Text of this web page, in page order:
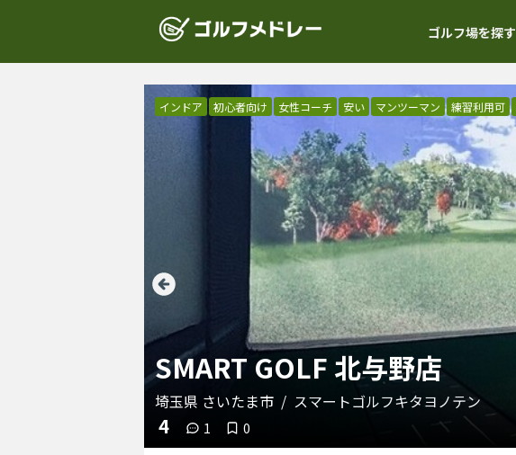
ゴルフ場を探す
インドア 初心者向け 女性コーチ 安い マンツーマン 練習利用可
SMART GOLF 北与野店
埼玉県 さいたま市 / スマートゴルフキタヨノテン
4 1 0